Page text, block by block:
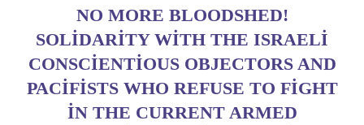
NO MORE BLOODSHED!
SOLIDARITY WITH THE ISRAELI
CONSCIENTIOUS OBJECTORS AND
PACIFISTS WHO REFUSE TO FIGHT
IN THE CURRENT ARMED